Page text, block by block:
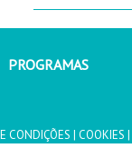
PROGRAMAS
CONDIÇÕES | COOKIES |